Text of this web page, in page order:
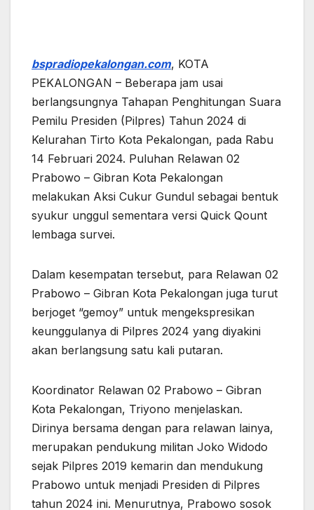
bspradiopekalongan.com, KOTA
PEKALONGAN – Beberapa jam usai
berlangsungnya Tahapan Penghitungan Suara
Pemilu Presiden (Pilpres) Tahun 2024 di
Kelurahan Tirto Kota Pekalongan, pada Rabu
14 Februari 2024. Puluhan Relawan 02
Prabowo – Gibran Kota Pekalongan
melakukan Aksi Cukur Gundul sebagai bentuk
syukur unggul sementara versi Quick Qount
lembaga survei.
Dalam kesempatan tersebut, para Relawan 02
Prabowo – Gibran Kota Pekalongan juga turut
berjoget “gemoy” untuk mengekspresikan
keunggulanya di Pilpres 2024 yang diyakini
akan berlangsung satu kali putaran.
Koordinator Relawan 02 Prabowo – Gibran
Kota Pekalongan, Triyono menjelaskan.
Dirinya bersama dengan para relawan lainya,
merupakan pendukung militan Joko Widodo
sejak Pilpres 2019 kemarin dan mendukung
Prabowo untuk menjadi Presiden di Pilpres
tahun 2024 ini. Menurutnya, Prabowo sosok